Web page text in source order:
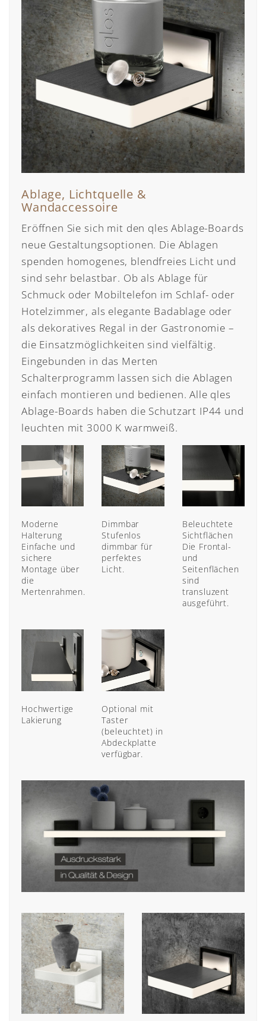
Ablage, Lichtquelle &
Wandaccessoire
Eröffnen Sie sich mit den qles Ablage-Boards
neue Gestaltungsoptionen. Die Ablagen
spenden homogenes, blendfreies Licht und
sind sehr belastbar. Ob als Ablage für
Schmuck oder Mobiltelefon im Schlaf- oder
Hotelzimmer, als elegante Badablage oder
als dekoratives Regal in der Gastronomie –
die Einsatzmöglichkeiten sind vielfältig.
Eingebunden in das Merten
Schalterprogramm lassen sich die Ablagen
einfach montieren und bedienen. Alle qles
Ablage-Boards haben die Schutzart IP44 und
leuchten mit 3000 K warmweiß.
Moderne
Halterung
Einfache und
sichere
Montage über
die
Mertenrahmen.
Dimmbar
Stufenlos
dimmbar für
perfektes
Licht.
Beleuchtete
Sichtflächen
Die Frontal-
und
Seitenflächen
sind
transluzent
ausgeführt.
Hochwertige
Lakierung
Optional mit
Taster
(beleuchtet) in
Abdeckplatte
verfügbar.